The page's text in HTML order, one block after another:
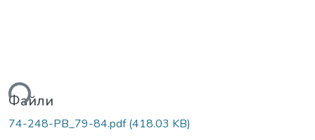
Файли
74-248-PB_79-84.pdf(418.03 KB)